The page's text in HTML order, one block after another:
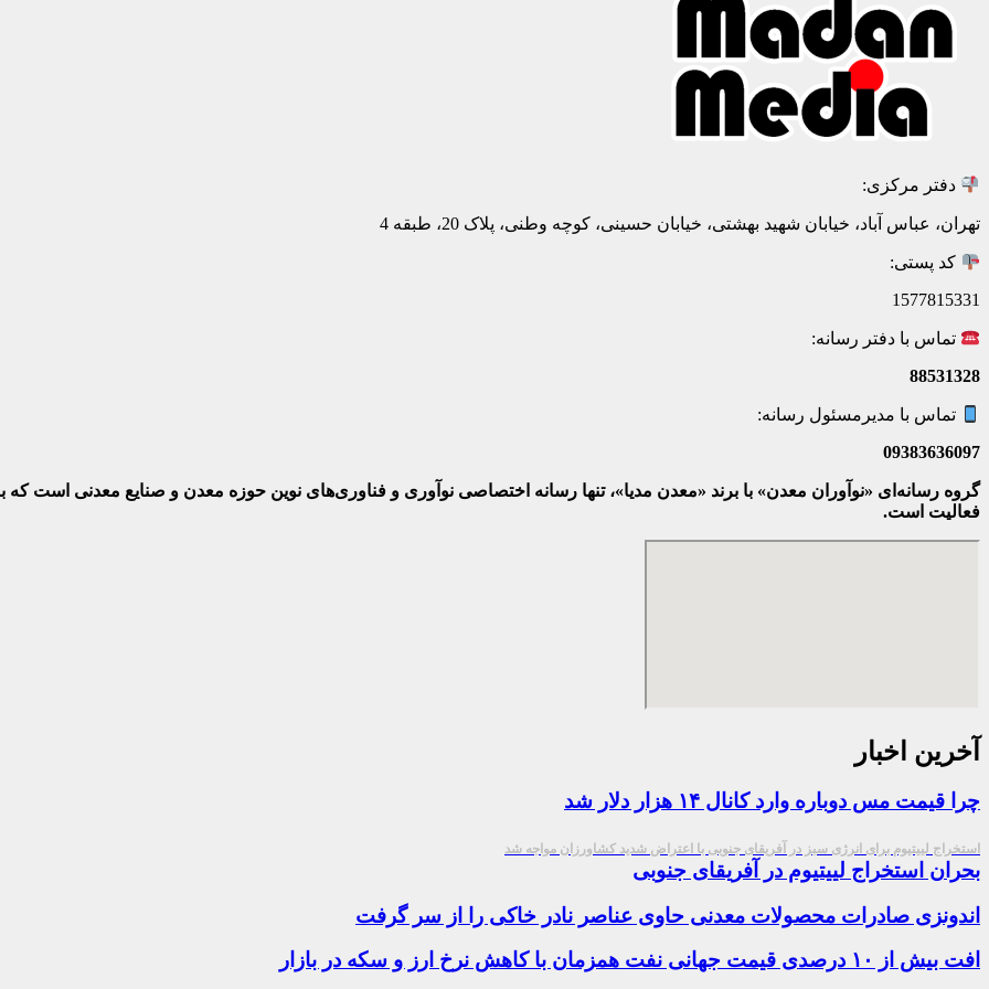
دفتر مرکزی:
تهران، عباس آباد، خیابان شهید بهشتی، خیابان حسینی، کوچه وطنی، پلاک 20، طبقه 4
کد پستی:
1577815331
تماس با دفتر رسانه:
88531328
تماس با مدیرمسئول رسانه:
09383636097
گروه رسانه‌ای «نوآوران معدن» با برند «معدن مدیا»، تنها رسانه اختصاصی نوآوری و فناوری‌های نوین حوزه معدن و صنایع معدنی‌ است
فعالیت است.
آخرین اخبار
چرا قیمت مس دوباره وارد کانال ۱۴ هزار دلار شد
استخراج لییتیوم برای انرژی سبز در آفریقای جنوبی با اعتراض شدید کشاورزان مواجه شد
بحران استخراج لییتیوم در آفریقای جنوبی
اندونزی صادرات محصولات معدنی حاوی عناصر نادر خاکی را از سر گرفت
افت بیش از ۱۰ درصدی قیمت جهانی نفت همزمان با کاهش نرخ ارز و سکه در بازار